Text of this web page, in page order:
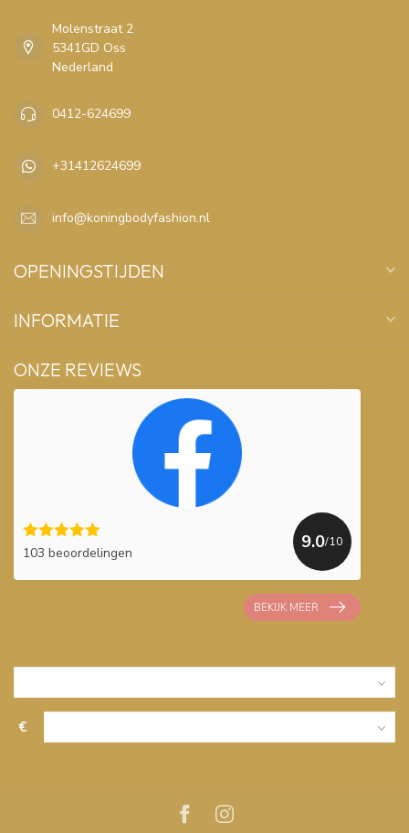
Molenstraat 2
5341GD Oss
Nederland
0412-624699
+31412624699
info@koningbodyfashion.nl
OPENINGSTIJDEN
INFORMATIE
ONZE REVIEWS
103 beoordelingen
9.0/10
BEKIJK MEER
€